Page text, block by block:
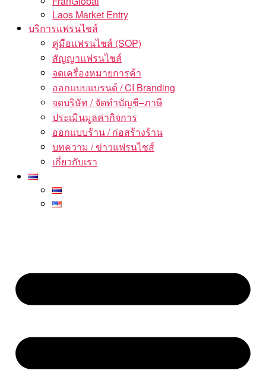
Laos Market Entry
บริการแฟรนไชส์
คู่มือแฟรนไชส์ (SOP)
สัญญาแฟรนไชส์
จดเครื่องหมายการค้า
ออกแบบแบรนด์ / CI Branding
จดบริษัท / จัดทำบัญชี–ภาษี
ประเมินมูลค่ากิจการ
ออกแบบร้าน / ก่อสร้างร้าน
บทความ / ข่าวแฟรนไชส์
เกี่ยวกับเรา